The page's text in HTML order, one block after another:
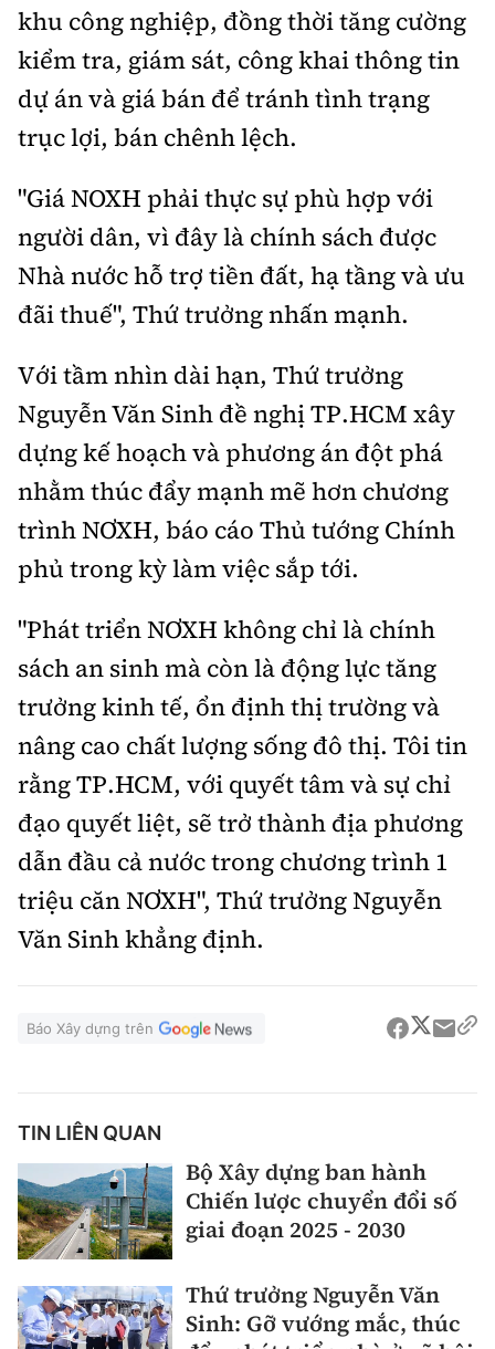
khu công nghiệp, đồng thời tăng cường
kiểm tra, giám sát, công khai thông tin
dự án và giá bán để tránh tình trạng
trục lợi, bán chênh lệch.
"Giá NOXH phải thực sự phù hợp với
người dân, vì đây là chính sách được
Nhà nước hỗ trợ tiền đất, hạ tầng và ưu
đãi thuế", Thứ trưởng nhấn mạnh.
Với tầm nhìn dài hạn, Thứ trưởng
Nguyễn Văn Sinh đề nghị TP.HCM xây
dựng kế hoạch và phương án đột phá
nhằm thúc đẩy mạnh mẽ hơn chương
trình NƠXH, báo cáo Thủ tướng Chính
phủ trong kỳ làm việc sắp tới.
"Phát triển NƠXH không chỉ là chính
sách an sinh mà còn là động lực tăng
trưởng kinh tế, ổn định thị trường và
nâng cao chất lượng sống đô thị. Tôi tin
rằng TP.HCM, với quyết tâm và sự chỉ
đạo quyết liệt, sẽ trở thành địa phương
dẫn đầu cả nước trong chương trình 1
triệu căn NƠXH", Thứ trưởng Nguyễn
Văn Sinh khẳng định.
Báo Xây dựng trên
TIN LIÊN QUAN
Bộ Xây dựng ban hành
Chiến lược chuyển đổi số
giai đoạn 2025 - 2030
Thứ trưởng Nguyễn Văn
Sinh: Gỡ vướng mắc, thúc